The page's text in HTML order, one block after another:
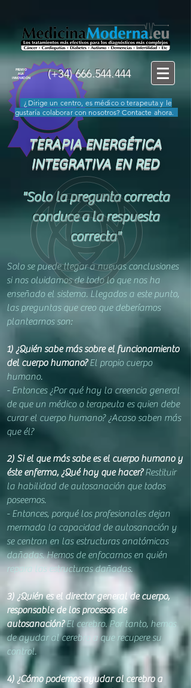
PREMIO
A LA
INNOVACIÓN
(+34)666.544.444
¿Dirige un centro, es médico o terapeuta y le
gustaría colaborar con nosotros? Contacte ahora.
TERAPIA ENERGÉTICA
INTEGRATIVA EN RED
"Solo la pregunta correcta
conduce a la respuesta
correcta"
Solo se puede llegar a nuevas conclusiones
si nos olvidamos de todo lo que nos ha
enseñado el sistema. Llegados a este punto,
las preguntas que creo que deberíamos
plantearnos son:
1) ¿Quién sabe más sobre el funcionamiento
del cuerpo humano?El propio cuerpo
humano.
- Entonces ¿Por qué hay la creencia general
de que un médico o terapeuta es quien debe
curar el cuerpo humano? ¿Acaso saben más
que él?
2) Si el que más sabe es el cuerpo humano y
éste enferma, ¿Qué hay que hacer?Restituir
la habilidad de autosanación que todos
poseemos.
- Entonces, porqué los profesionales dejan
mermada la capacidad de autosanación y
se centran en las estructuras anatómicas
dañadas. Hemos de enfocarnos en quién
repara las estructuras dañadas.
3) ¿Quién es el director general de cuerpo,
responsable de los procesos de
autosanación?El cerebro. Por tanto, hemos
de ayudar al cerebro a que recupere su
control.
4) ¿Cómo podemos ayudar al cerebro a